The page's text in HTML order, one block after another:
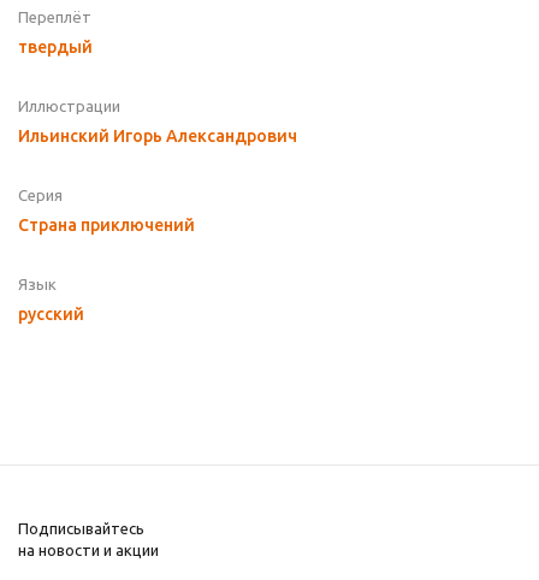
Переплёт
твердый
Иллюстрации
Ильинский Игорь Александрович
Серия
Страна приключений
Язык
русский
Подписывайтесь
на новости и акции